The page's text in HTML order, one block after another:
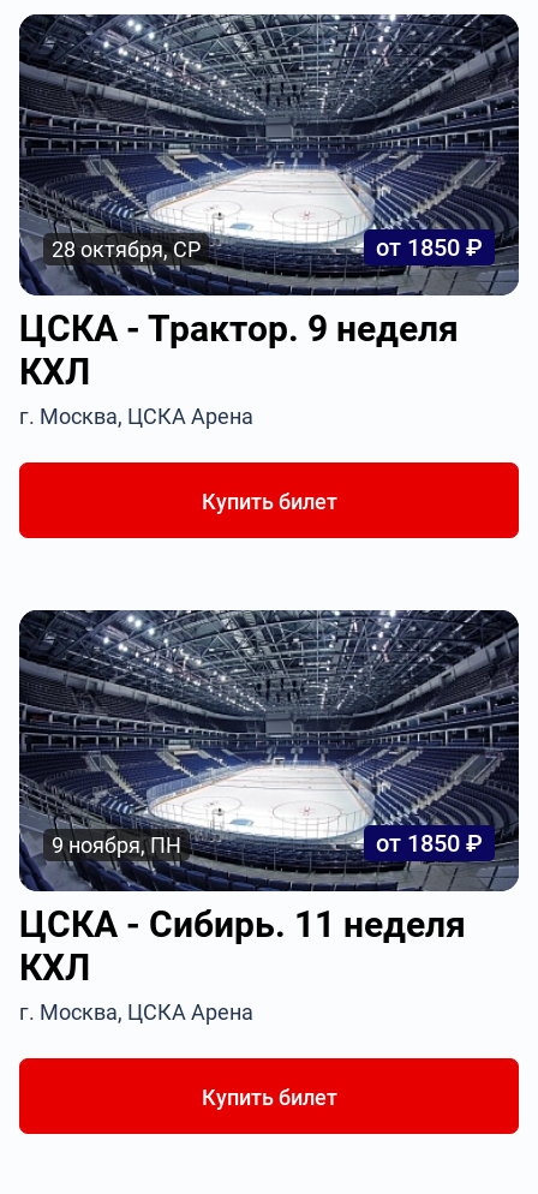
28 октября, СР от 1850 ₽
ЦСКА - Трактор. 9 неделя
КХЛ
г. Москва, ЦСКА Арена
Купить билет
9 ноября, ПН от 1850 ₽
ЦСКА - Сибирь. 11 неделя
КХЛ
г. Москва, ЦСКА Арена
Купить билет